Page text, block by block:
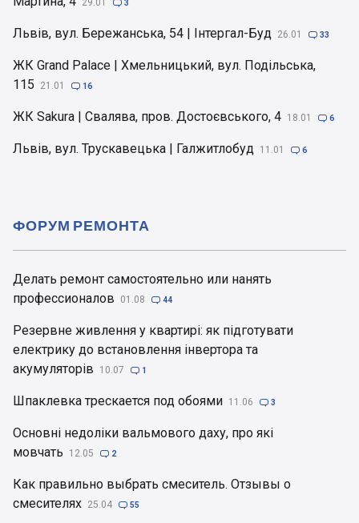
29.01  3
Львів, вул. Бережанська, 54 | Інтергал-Буд 26.01  33
ЖК Grand Palace | Хмельницький, вул. Подільська,
115
21.01  16
ЖК Sakura | Свалява, пров. Достоєвського, 4 18.01  6
Львів, вул. Трускавецька | Галжитлобуд 11.01  6
Делать ремонт самостоятельно или нанять
профессионалов
01.08  44
Резервне живлення у квартирі: як підготувати
електрику до встановлення інвертора та
акумуляторів
10.07  1
Шпаклевка трескается под обоями 11.06  3
Основні недоліки вальмового даху, про які
мовчать
12.05  2
Как правильно выбрать смеситель. Отзывы о
смесителях 25.04  55
ФОРУМ РЕМОНТА